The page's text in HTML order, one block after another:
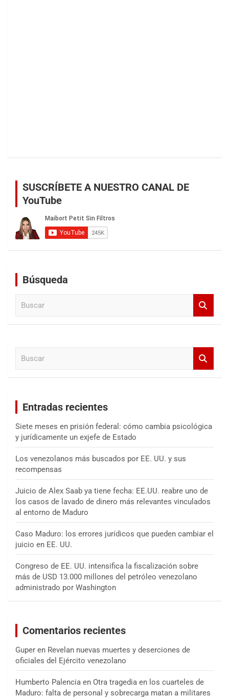
SUSCRÍBETE A NUESTRO CANAL DE
YouTube
Búsqueda
Entradas recientes
Siete meses en prisión federal: cómo cambia psicológica
y jurídicamente un exjefe de Estado
Los venezolanos más buscados por EE. UU. y sus
recompensas
Juicio de Alex Saab ya tiene fecha: EE.UU. reabre uno de
los casos de lavado de dinero más relevantes vinculados
al entorno de Maduro
Caso Maduro: los errores jurídicos que pueden cambiar el
juicio en EE. UU.
Congreso de EE. UU. intensifica la fiscalización sobre
más de USD 13.000 millones del petróleo venezolano
administrado por Washington
Comentarios recientes
Guper en Revelan nuevas muertes y deserciones de
oficiales del Ejército venezolano
Humberto Palencia en Otra tragedia en los cuarteles de
Maduro: falta de personal y sobrecarga matan a militares